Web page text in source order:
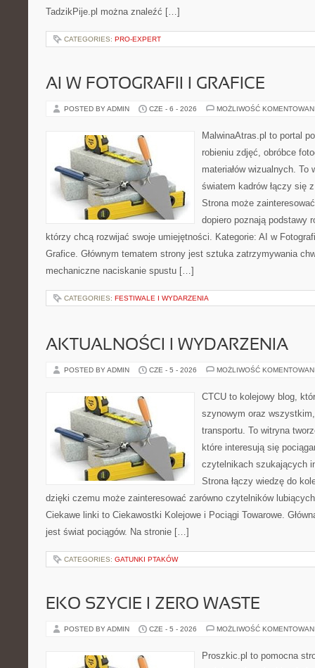
TadzikPije.pl można znaleźć […]
CATEGORIES: PRO-EXPERT
AI W FOTOGRAFII I GRAFICE
POSTED BY ADMIN CZE - 6 - 2026 MOŻLIWOŚĆ
MalwinaAtras.pl to portal
robieniu zdjęć, obróbce
materiałów wizualnych.
światem kadrów łączy się
Strona może
dopiero poznają podstawy
którzy chcą rozwijać swoje umiejętności. Kategorie: AI w
Grafice. Głównym tematem strony jest sztuka zatrzymywania
mechaniczne naciskanie spustu […]
CATEGORIES: FESTIWALE I WYDARZENIA
AKTUALNOŚCI I WYDARZENIA
POSTED BY ADMIN CZE - 5 - 2026 MOŻLIWOŚĆ
CTCU to kolejowy blog,
szynowym oraz
transportu. To witryna
które interesują się
czytelnikach szukających
Strona łączy wiedzę do
dzięki czemu może zainteresować zarówno czytelników
Ciekawe linki to Ciekawostki Kolejowe i Pociągi Towarowe.
jest świat pociągów. Na stronie […]
CATEGORIES: GATUNKI PTAKÓW
EKO SZYCIE I ZERO WASTE
POSTED BY ADMIN CZE - 5 - 2026 MOŻLIWOŚĆ
Proszkic.pl to pomocna